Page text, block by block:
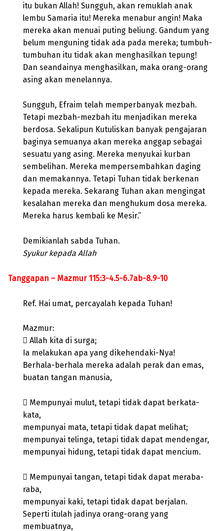
itu bukan Allah! Sungguh, akan remuklah anak
lembu Samaria itu! Mereka menabur angin! Maka
mereka akan menuai puting beliung. Gandum yang
belum menguning tidak ada pada mereka; tumbuh-
tumbuhan itu tidak akan menghasilkan tepung!
Dan seandainya menghasilkan, maka orang-orang
asing akan menelannya.
Sungguh, Efraim telah memperbanyak mezbah.
Tetapi mezbah-mezbah itu menjadikan mereka
berdosa. Sekalipun Kutuliskan banyak pengajaran
baginya semuanya akan mereka anggap sebagai
sesuatu yang asing. Mereka menyukai kurban
sembelihan. Mereka mempersembahkan daging
dan memakannya. Tetapi Tuhan tidak berkenan
kepada mereka. Sekarang Tuhan akan mengingat
kesalahan mereka dan menghukum dosa mereka.
Mereka harus kembali ke Mesir.”
Demikianlah sabda Tuhan.
Syukur kepada Allah
Tanggapan – Mazmur 115:3-4.5-6.7ab-8.9-10
Ref. Hai umat, percayalah kepada Tuhan!
Mazmur:
 Allah kita di surga;
Ia melakukan apa yang dikehendaki-Nya!
Berhala-berhala mereka adalah perak dan emas,
buatan tangan manusia,
 Mempunyai mulut, tetapi tidak dapat berkata-
kata,
mempunyai mata, tetapi tidak dapat melihat;
mempunyai telinga, tetapi tidak dapat mendengar,
mempunyai hidung, tetapi tidak dapat mencium.
 Mempunyai tangan, tetapi tidak dapat meraba-
raba,
mempunyai kaki, tetapi tidak dapat berjalan.
Seperti itulah jadinya orang-orang yang
membuatnya,